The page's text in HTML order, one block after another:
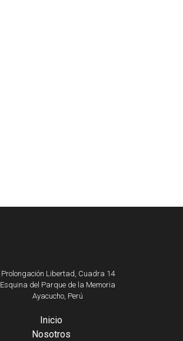
Prolongación Libertad, Cuadra 14
Esquina del Parque de la Memoria
Ayacucho, Perú
Inicio
Nosotros